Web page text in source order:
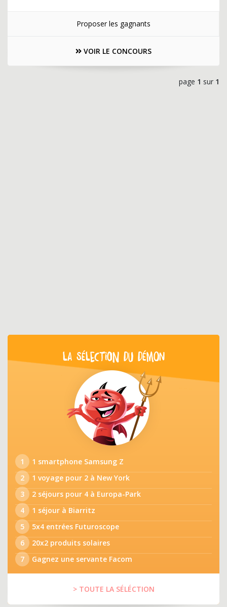
Proposer les gagnants
VOIR LE CONCOURS
page 1 sur 1
LA SÉLECTION DU DÉMON
1
1 smartphone Samsung Z
2
1 voyage pour 2 à New York
3
2 séjours pour 4 à Europa-Park
4
1 séjour à Biarritz
5
5x4 entrées Futuroscope
6
20x2 produits solaires
7
Gagnez une servante Facom
> TOUTE LA SÉLÉCTION